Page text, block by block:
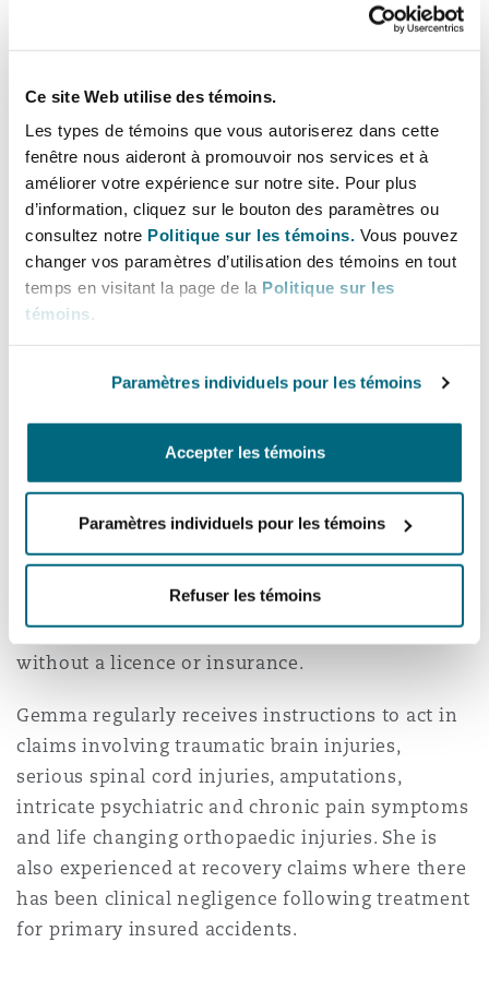
Ce site Web utilise des témoins.
Les types de témoins que vous autoriserez dans cette
fenêtre nous aideront à promouvoir nos services et à
améliorer votre expérience sur notre site. Pour plus
d’information, cliquez sur le bouton des paramètres ou
consultez notre Politique sur les témoins. Vous pouvez
changer vos paramètres d’utilisation des témoins en tout
temps en visitant la page de la Politique sur les
témoins.
Paramètres individuels pour les témoins
Accepter les témoins
Paramètres individuels pour les témoins
Refuser les témoins
Entretien, réparation et
Droit aérien commercial
Droit réglementaire
Couverture d’assurance
Droit maritime
Risques politiques et crédit
produits
Réassurance
Assurance spécialisée
Bator
Jersey
York
County
Francisco
(D. C.)
The St Botolph Building
2 New Bailey
own case load of catastrophic injury and multi-
track personal injury claims in relation to a wide
public liability and motor claims.
Gemma deals with complex liability
investigations and has been successful in having
cases discontinued and/or obtaining substantial
reductions in relation to contributory
negligence, where appropriate. She has also
successfully brought and defended contribution
Gemma is experienced in handling a variety of
claims and is currently dealing with cases
involving unusual circumstances including a
claimant who was injured on a fairground ride, a
claimant kicked in the face by a horse, a
the pitch at a football match, a claimant injured
whilst falling from scaffolding and a claimant
injured whilst riding a stolen motorcycle
without a licence or insurance.
Gemma regularly receives instructions to act in
claims involving traumatic brain injuries,
serious spinal cord injuries, amputations,
intricate psychiatric and chronic pain symptoms
and life changing orthopaedic injuries. She is
also experienced at recovery claims where there
has been clinical negligence following treatment
for primary insured accidents.